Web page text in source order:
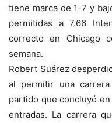
tiene marca de 1-7 y
permitidas a 7.66
correcto en Chicago
semana.
Robert Suárez
al permitir una
partido que concluyó
entradas. La carrera